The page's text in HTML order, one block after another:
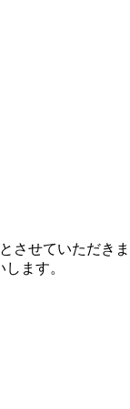
とさせていただき
ます。